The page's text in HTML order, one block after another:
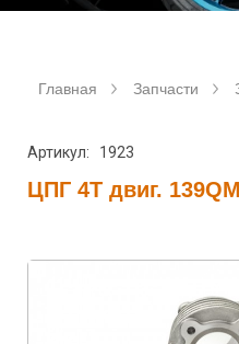
Главная Запчасти
Артикул: 1923
ЦПГ 4T двиг.